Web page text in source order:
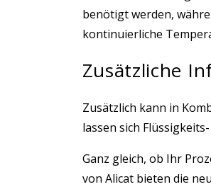
benötigt werden,
kontinuierliche
Zusätzliche
Zusätzlich kann in
lassen sich
Ganz gleich, ob Ihr
von Alicat bieten die